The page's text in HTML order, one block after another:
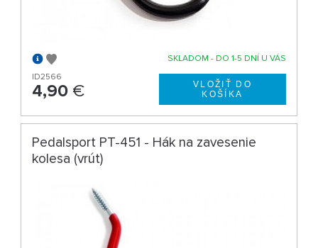
SKLADOM - DO 1-5 DNÍ U VÁS
ID2566
4,90 €
Pedalsport PT-451 - Hák na zavesenie
kolesa (vrút)